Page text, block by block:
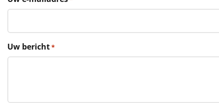
€75 tot €100
€100 en hoger
Alle kerstpakketten 2026
Uw bericht*